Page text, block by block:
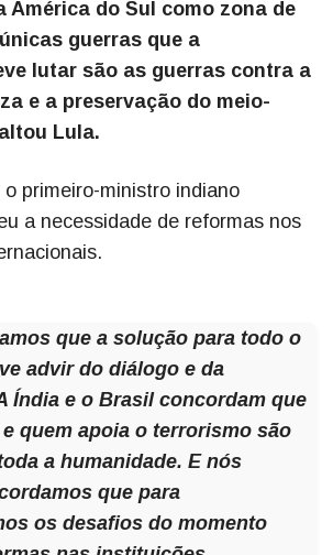
América do Sul como zona de
guerras que a
lutar são as guerras contra a
e a preservação do meio-
Lula.
primeiro-ministro indiano
a necessidade de reformas nos
que a solução para todo o
advir do diálogo e da
Índia e o Brasil concordam que
quem apoia o terrorismo são
a humanidade. E nós
que para
os desafios do momento